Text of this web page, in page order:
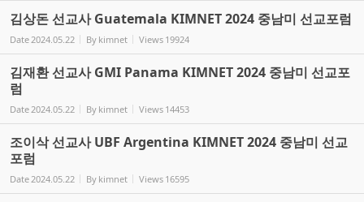
김상돈 선교사 Guatemala KIMNET 2024 중남미 선교포럼
Date2024.05.22 By kimnet Views 19924
김재환 선교사 GMI Panama KIMNET 2024 중남미 선교포
럼
Date2024.05.22 By kimnet Views 14453
조이삭 선교사 UBF Argentina KIMNET 2024 중남미 선교
포럼
Date2024.05.22 By kimnet Views 16595